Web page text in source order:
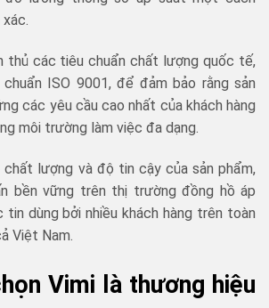
thủ các tiêu chuẩn chất lượng quốc tế,
ISO 9001, để đảm bảo rằng sản
các yêu cầu cao nhất của khách hàng
môi trường làm việc đa dạng.
lượng và độ tin cậy của sản phẩm,
bền vững trên thị trường đồng hồ áp
dùng bởi nhiều khách hàng trên toàn
Việt Nam.
Vimi là thương hiệu